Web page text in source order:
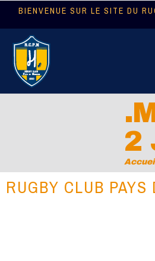
BIENVENUE SUR LE SITE DU
2
RUGBY CLUB